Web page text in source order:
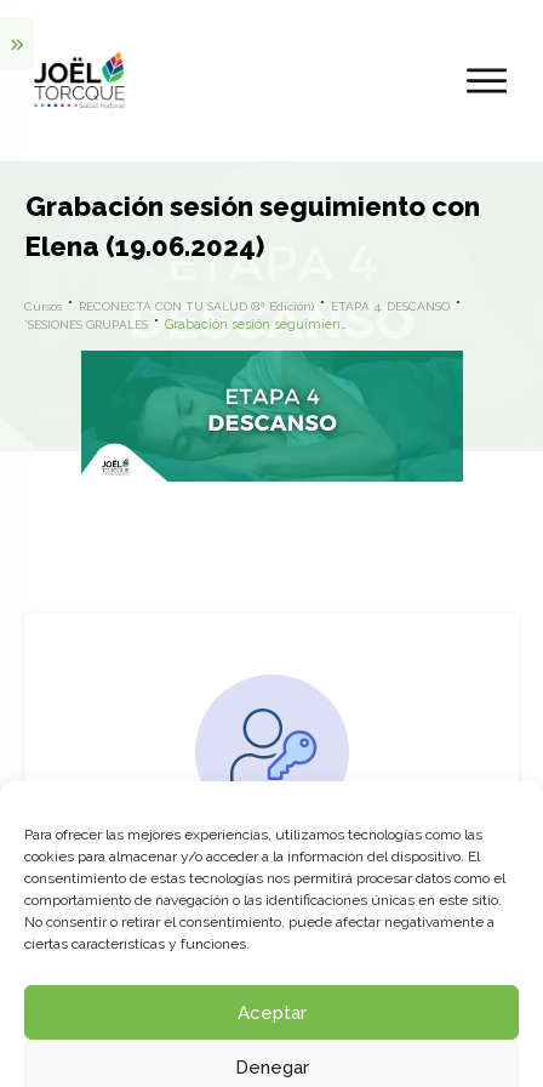
Para ofrecer las mejores experiencias, utilizamos tecnologías como las
cookies para almacenar y/o acceder a la información del dispositivo. El
consentimiento de estas tecnologías nos permitirá procesar datos como el
comportamiento de navegación o las identificaciones únicas en este sitio.
No consentir o retirar el consentimiento, puede afectar negativamente a
ciertas características y funciones.
Aceptar
Denegar
Grabación sesión seguimiento con
Elena (19.06.2024)
Cursos RECONECTA CON TU SALUD (8ª Edición)
ETAPA 4. DESCANSO
*SESIONES GRUPALES
Grabación sesión seguimiento con Elena (19.06.2024)
You must be logged in to access this
course
This course is only available for registered
Click here to login